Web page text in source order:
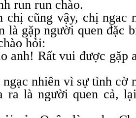
run run chào.
chị cũng vậy, chị ngac
là gặp người quen đặc
hỏi:
anh! Rất vui được gặp
ngạc nhiên vì sự tình cờ
ra là người quen cả,